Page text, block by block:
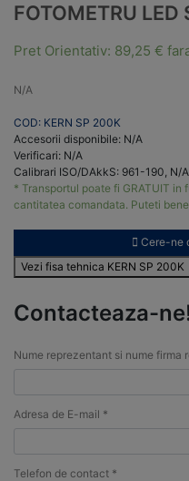
FOTOMETRU LED
Pret Orientativ: 89,25 €
N/A
COD: KERN SP 200K
Accesorii disponibile: N/A
Verificari: N/A
Calibrari ISO/DAkkS: 961-190, N/A
* Transportul poate fi GRATUIT
cantitatea comandata. Puteti
Cere-ne
Vezi fisa tehnica KERN SP 200K
Contacteaza-
Nume reprezentant si nume firma
Adresa de E-mail *
Telefon de contact *